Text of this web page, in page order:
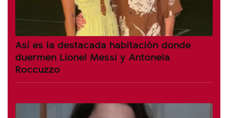
Así es la destacada habitación donde
duermen Lionel Messi y Antonela
Roccuzzo